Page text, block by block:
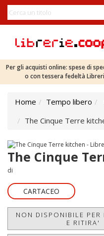
Per gli acquisti online: spese di
o con tessera fedeltà
Home Tempo libero
The Cinque Terre
The Cinque
di
CARTACEO
NON DISPONIBILE PER
E RITIRA'